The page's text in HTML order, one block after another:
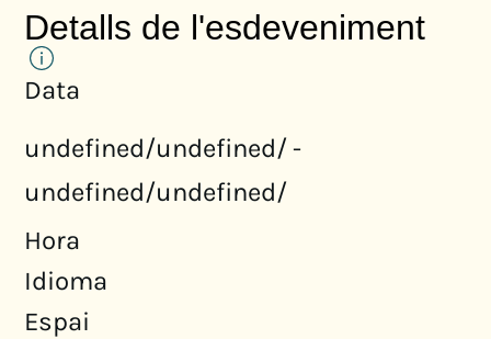
Detalls de l'esdeveniment
Data
undefined/undefined/-
undefined/undefined/
Hora
Idioma
Espai